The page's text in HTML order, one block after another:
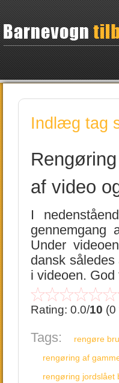
Indlæg tag
af video
I
gennemgang
Under
dansk
i videoen.
Rating: 0.0/10 (0
Tags: rengøre
rengøring af
rengøring jordslået